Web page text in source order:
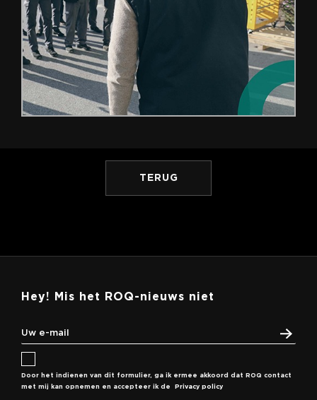
TERUG
Hey! Mis het ROQ-nieuws niet
Door het indienen van dit formulier, ga ik ermee akkoord dat ROQ contact
met mij kan opnemen en accepteer ik de
Privacy policy